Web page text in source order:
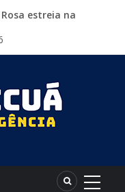
estreia na
feira em Cuiabá o
com rodeio e
menores
financiamento